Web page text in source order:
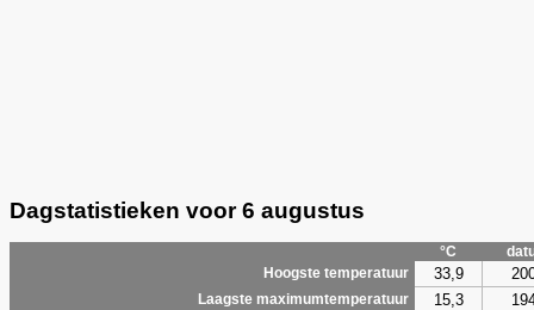
Dagstatistieken voor 6 augustus
°C
Hoogste temperatuur
33,9
Laagste maximumtemperatuur 15,3